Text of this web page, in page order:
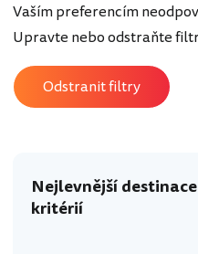
Vaším preferencím
Upravte nebo odstraňte
Odstranit filtry
Nejlevnější
kritérií